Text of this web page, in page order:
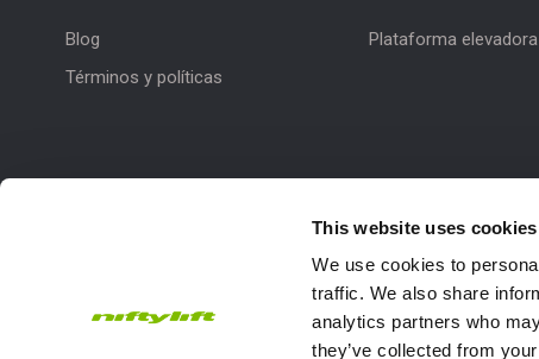
This website uses cookies
We use cookies to
traffic. We also share
analytics partners who
they’ve collected from
Blog
Términos y políticas
Plataforma elevadora